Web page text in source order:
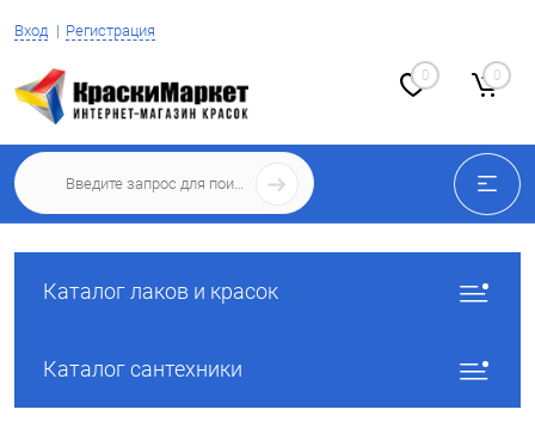
Вход Регистрация
0 0
Каталог лаков и красок
Каталог сантехники